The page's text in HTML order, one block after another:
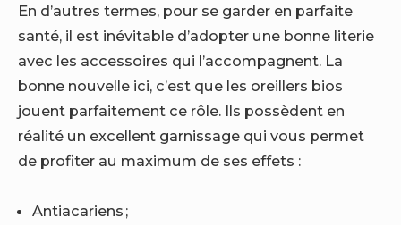
En d’autres termes, pour se garder en parfaite
santé, il est inévitable d’adopter une bonne literie
avec les accessoires qui l’accompagnent. La
bonne nouvelle ici, c’est que les oreillers bios
jouent parfaitement ce rôle. Ils possèdent en
réalité un excellent garnissage qui vous permet
de profiter au maximum de ses effets :
Antiacariens ;